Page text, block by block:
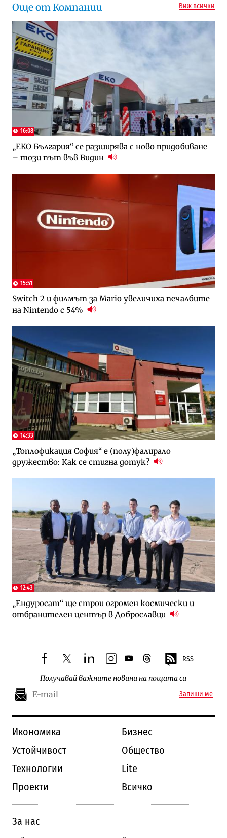
Още от Компании Виж всички
16:08
„ЕКО България“ се разширява с ново придобиване
– този път във Видин
15:51
Switch 2 и филмът за Mario увеличиха печалбите
на Nintendo с 54%
14:33
„Топлофикация София“ e (полу)фалирало
дружество: Как се стигна дотук?
12:43
„Ендуросат“ ще строи огромен космически и
отбранителен център в Доброславци
facebooktwitterlinkedininstagram
youtubethreads RSS
Получавай важните новини на пощата си
Запиши ме
Икономика
Бизнес
Устойчивост
Общество
Технологии
Lite
Проекти
Всичко
За нас